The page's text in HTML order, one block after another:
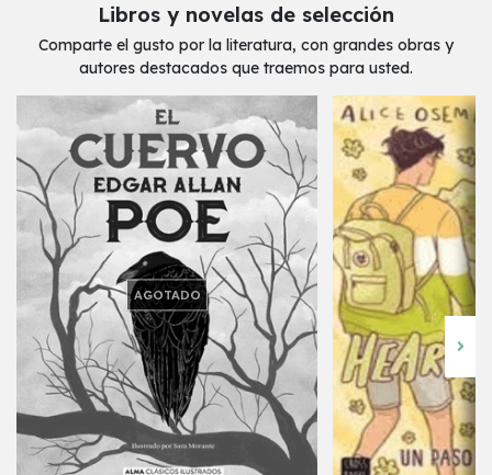
Libros y novelas de selección
Comparte el gusto por la literatura, con grandes obras y
autores destacados que traemos para usted.
AGOTADO